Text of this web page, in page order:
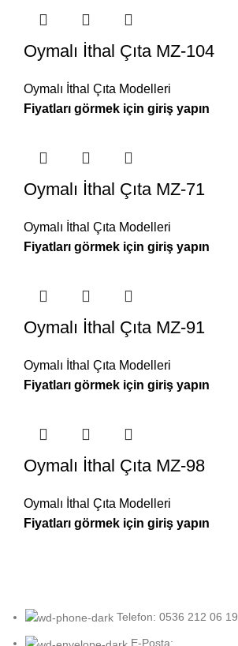
Oymalı İthal Çıta MZ-104
Oymalı İthal Çıta Modelleri
Oymalı İthal Çıta MZ-71
Oymalı İthal Çıta Modelleri
Oymalı İthal Çıta MZ-91
Oymalı İthal Çıta Modelleri
Oymalı İthal Çıta MZ-98
Oymalı İthal Çıta Modelleri
Telefon: 0536 212 06 19
E-Posta: